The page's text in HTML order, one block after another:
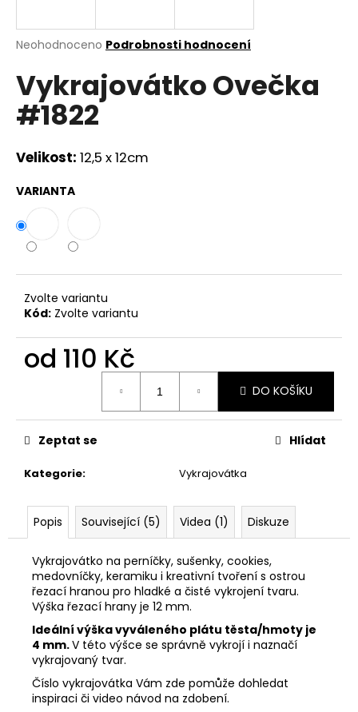
Průměrné
produktu
je
0,0
z
hvězdiček.
Neohodnoceno Podrobnosti hodnocení
Vykrajovátko Ovečka
#1822
Velikost: 12,5 x 12cm
VARIANTA
Zvolte variantu
Kód: Zvolte variantu
od 110 Kč
DO KOŠÍKU
Kategorie: Vykrajovátka
Zeptat se Hlídat
Popis Související (5) Videa (1) Diskuze
Vykrajovátko na perníčky, sušenky, cookies,
medovníčky, keramiku i kreativní tvoření s ostrou
řezací hranou pro hladké a čisté vykrojení tvaru.
Výška řezací hrany je 12 mm.
Ideální výška vyváleného plátu těsta/hmoty je
4 mm.V této výšce se správně vykrojí i naznačí
vykrajovaný tvar.
Číslo vykrajovátka Vám zde pomůže dohledat
inspiraci či video návod na zdobení.
j
t
?
D
o
p
o
u
č
m
e
MIKULÁŠ
SET
#347
74
Kč